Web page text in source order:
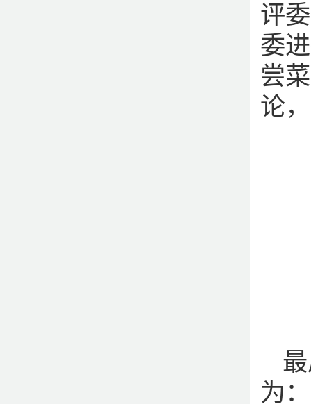
评
委
尝
论
为：